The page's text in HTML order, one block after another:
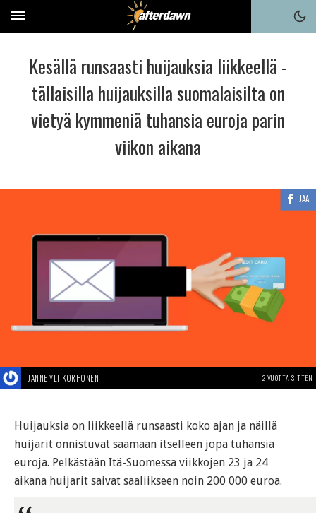
Kesällä runsaasti huijauksia liikkeellä -
tällaisilla huijauksilla suomalaisilta on
vietyä kymmeniä tuhansia euroja parin
viikon aikana
JAA
JANNE YLI-KORHONEN 2 VUOTTA SITTEN
Huijauksia on liikkeellä runsaasti koko ajan ja näillä
huijarit onnistuvat saamaan itselleen jopa tuhansia
euroja. Pelkästään Itä-Suomessa viikkojen 23 ja 24
aikana huijarit saivat saaliikseen noin 200 000 euroa.